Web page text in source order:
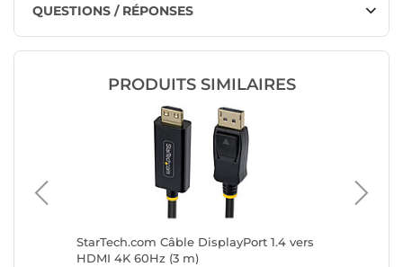
QUESTIONS / RÉPONSES
PRODUITS SIMILAIRES
StarTech.com Câble DisplayPort 1.4 vers
HDMI 4K 60Hz (3 m)